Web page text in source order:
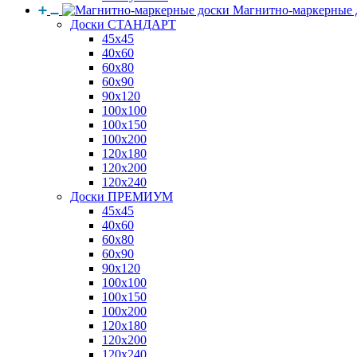
Магнитно-маркерные
Доски СТАНДАРТ
45x45
40x60
60x80
60x90
90x120
100x100
100x150
100x200
120x180
120x200
120x240
Доски ПРЕМИУМ
45x45
40x60
60x80
60x90
90x120
100x100
100x150
100x200
120x180
120x200
120x240